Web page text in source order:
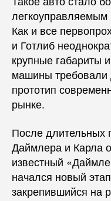
Как и все
и Готлиб
крупные габариты
машины требовали
прототип
рынке.
После длительных
Даймлера и Карла
известный
начался новый
закрепившийся на